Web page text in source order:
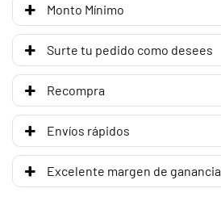
Monto Mínimo
Surte tu pedido como desees
Recompra
Envíos rápidos
Excelente margen de ganancia